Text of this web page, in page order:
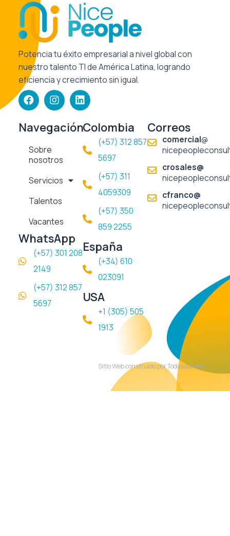
Potencia tu éxito empresarial a nivel global con
nuestro talento TI de América Latina, logrando
eficiencia y crecimiento sin igual.
F
a
c
e
b
o
o
k
I
n
s
t
a
r
a
m
L
i
n
k
e
d
Navegación
Sobre
nosotros
Servicios
Talentos
Vacantes
WhatsApp
(+57) 301 208
2149
(+57) 312 857
5697
Colombia
(+57) 312 857
5697​
(+57) 311
4059309
(+57) 350
859 2255
España
(+34) 610
023091
USA
+1 (305) 505
1913
Correos
comercial@
crosales@
cfranco@
Sitio Web construido por TodosalaWeb